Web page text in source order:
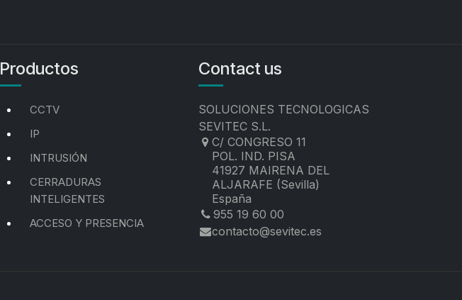
Productos
CCTV
IP
INTRUSIÓN
CERRADURAS
INTELIGENTES
ACCESO Y PRESENCIA
Contact us
SOLUCIONES TECNOLOGICAS
SEVITEC S.L.
C/ CONGRESO 11
POL. IND. PISA
41927 MAIRENA DEL
ALJARAFE (Sevilla)
España
955 19 60 00
contacto@sevitec.es